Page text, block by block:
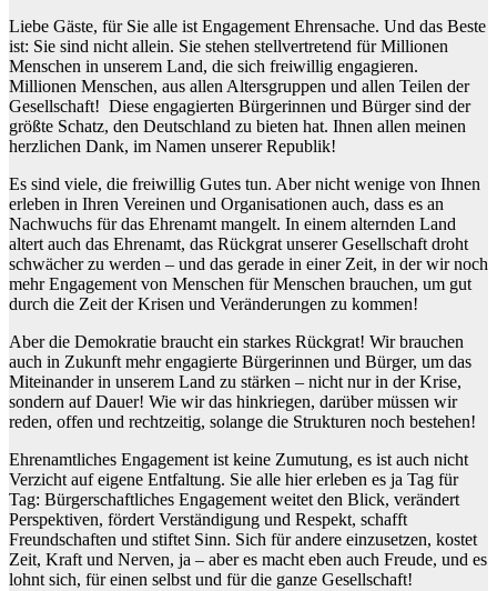
Liebe Gäste, für Sie alle ist Engagement Ehrensache. Und das Beste
ist: Sie sind nicht allein. Sie stehen stellvertretend für Millionen
Menschen in unserem Land, die sich freiwillig engagieren.
Millionen Menschen, aus allen Altersgruppen und allen Teilen der
Gesellschaft! Diese engagierten Bürgerinnen und Bürger sind der
größte Schatz, den Deutschland zu bieten hat. Ihnen allen meinen
herzlichen Dank, im Namen unserer Republik!
Es sind viele, die freiwillig Gutes tun. Aber nicht wenige von Ihnen
erleben in Ihren Vereinen und Organisationen auch, dass es an
Nachwuchs für das Ehrenamt mangelt. In einem alternden Land
altert auch das Ehrenamt, das Rückgrat unserer Gesellschaft droht
schwächer zu werden – und das gerade in einer Zeit, in der wir noch
mehr Engagement von Menschen für Menschen brauchen, um gut
durch die Zeit der Krisen und Veränderungen zu kommen!
Aber die Demokratie braucht ein starkes Rückgrat! Wir brauchen
auch in Zukunft mehr engagierte Bürgerinnen und Bürger, um das
Miteinander in unserem Land zu stärken – nicht nur in der Krise,
sondern auf Dauer! Wie wir das hinkriegen, darüber müssen wir
reden, offen und rechtzeitig, solange die Strukturen noch bestehen!
Ehrenamtliches Engagement ist keine Zumutung, es ist auch nicht
Verzicht auf eigene Entfaltung. Sie alle hier erleben es ja Tag für
Tag: Bürgerschaftliches Engagement weitet den Blick, verändert
Perspektiven, fördert Verständigung und Respekt, schafft
Freundschaften und stiftet Sinn. Sich für andere einzusetzen, kostet
Zeit, Kraft und Nerven, ja – aber es macht eben auch Freude, und es
lohnt sich, für einen selbst und für die ganze Gesellschaft!